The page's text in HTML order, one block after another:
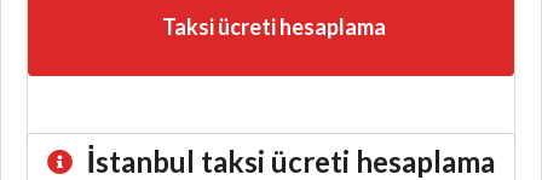
Taksi ücreti hesaplama
İstanbul taksi ücreti hesaplama